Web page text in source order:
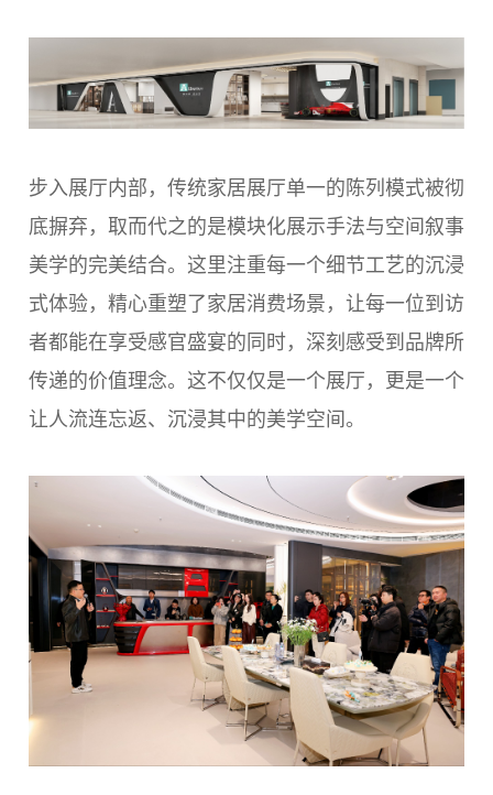
步入展厅内部，传统家居展厅单一的陈列模式被彻
底摒弃，取而代之的是模块化展示手法与空间叙事
美学的完美结合。这里注重每一个细节工艺的沉浸
式体验，精心重塑了家居消费场景，让每一位到访
者都能在享受感官盛宴的同时，深刻感受到品牌所
传递的价值理念。这不仅仅是一个展厅，更是一个
让人流连忘返、沉浸其中的美学空间。